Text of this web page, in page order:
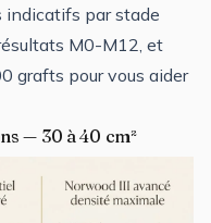
indicatifs par stade
M0-M12, et
grafts pour vous aider
— 30 à 40 cm²